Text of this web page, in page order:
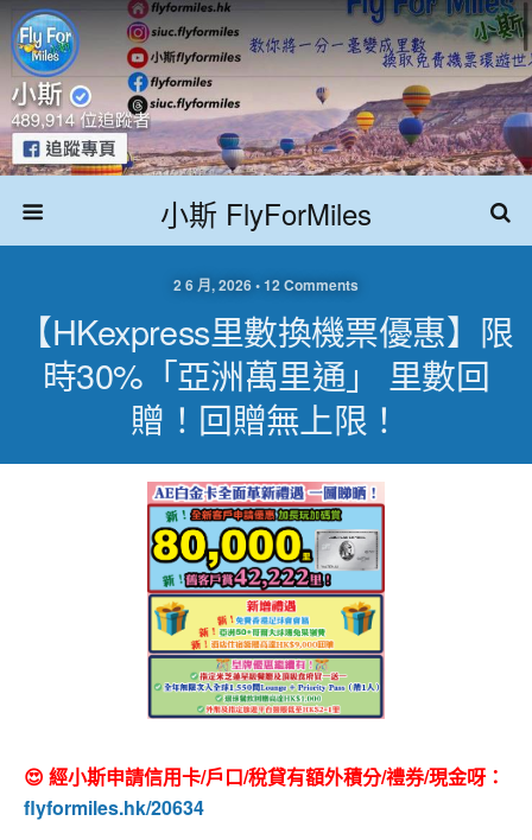
小斯 FlyForMiles
2 6 月, 2026 • 12 Comments
【HKexpress里數換機票優惠】限
時30%「亞洲萬里通」 里數回
贈！回贈無上限！
😍 經小斯申請信用卡/戶口/稅貸有額外積分/禮券/現金呀：
flyformiles.hk/20634